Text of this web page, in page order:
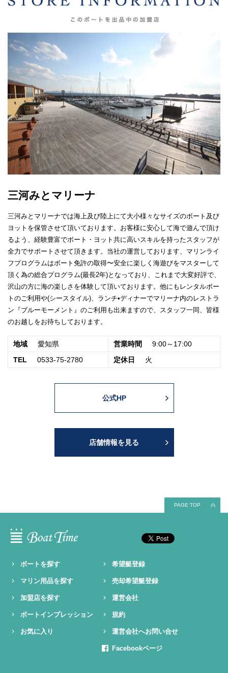
三河みとマリーナ
三河みとマリーナでは海上及び陸上にて大小様々なサイズのボート及び
ヨットを保管させて頂いております。お客様に安心して海で遊んで頂け
るよう、経験豊富でボート・ヨット共に高いスキルを持ったスタッフが
全力でサポートさせて頂きます。当社の運営しております、マリンライ
フプログラムはボート免許の取得〜安全に楽しく海遊びをマスターして
頂く為の総合プログラム(最長2年)となっており、これまで大変好評で、
沢山の方に海の楽しさを体験して頂いております。他にもレンタルボー
トのご利用や(シースタイル)、ランチ•ディナーでマリーナ内のレストラ
ン『ブルーモーメント』のご利用も出来ますので、スタッフ一同、皆様
のお越しをお待ちしております。
地域 愛知県 営業時間
9:00～17:00
TEL
0533-75-2780 定休日 火
公式HP
店舗情報を見る
PAGE TOP
ボートを探す
マリン用品を探す
加盟店を探す
ボートインプレッション
お気に入り
希望艇登録
売却希望艇登録
運営会社
規約
運営会社へお問い合せ
Facebookページ